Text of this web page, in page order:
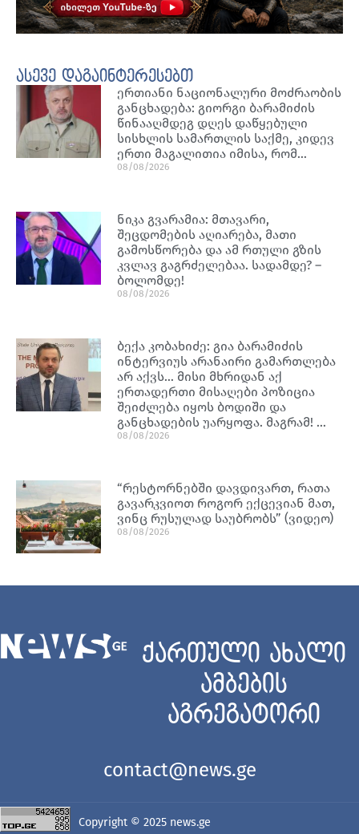
ასევე დაგაინტერესებთ
ერთიანი ნაციონალური მოძრაობის
განცხადება: გიორგი ბარამიძის
წინააღმდეგ დღეს დაწყებული
სისხლის სამართლის საქმე, კიდევ
ერთი მაგალითია იმისა, რომ…
08/08/2026
ნიკა გვარამია: მთავარი,
შეცდომების აღიარება, მათი
გამოსწორება და ამ რთული გზის
კვლავ გაგრძელებაა. სადამდე? –
ბოლომდე!
08/08/2026
ბექა კობახიძე: გია ბარამიძის
ინტერვიუს არანაირი გამართლება
არ აქვს… მისი მხრიდან აქ
ერთადერთი მისაღები პოზიცია
შეიძლება იყოს ბოდიში და
განცხადების უარყოფა. მაგრამ! …
08/08/2026
“რესტორნებში დავდივართ, რათა
გავარკვიოთ როგორ ექცევიან მათ,
ვინც რუსულად საუბრობს” (ვიდეო)
08/08/2026
ქართული ახალი
ამბების
აგრეგატორი
contact@news.ge
Copyright © 2025 news.ge